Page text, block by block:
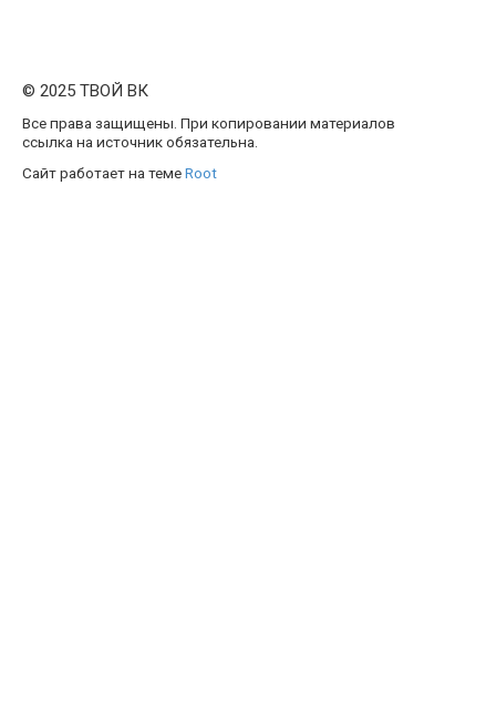
© 2025 ТВОЙ ВК
Все права защищены. При копировании материалов
ссылка на источник обязательна.
Сайт работает на темеRoot